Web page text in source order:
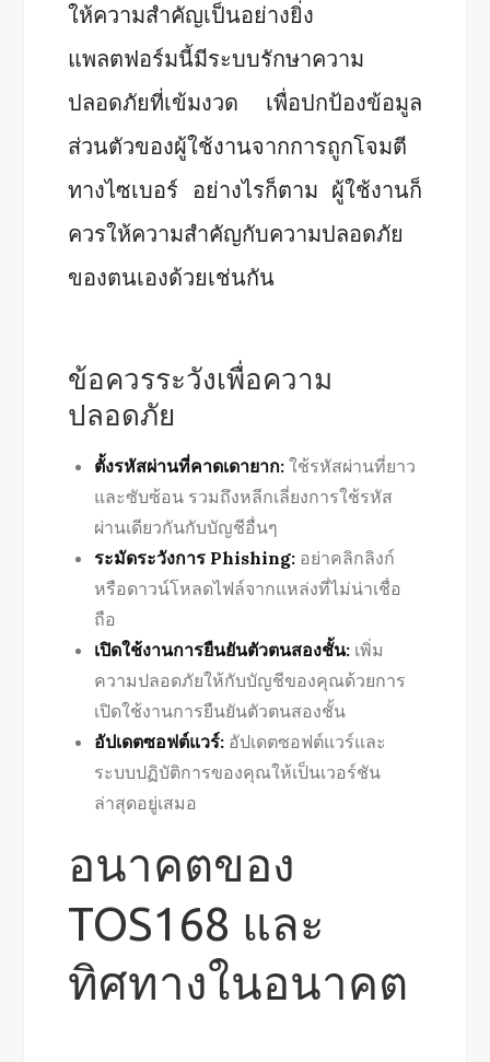
ให้ความสำคัญเป็นอย่างยิ่ง
แพลตฟอร์มนี้มีระบบรักษาความ
ปลอดภัยที่เข้มงวด เพื่อปกป้องข้อมูล
ส่วนตัวของผู้ใช้งานจากการถูกโจมตี
ทางไซเบอร์ อย่างไรก็ตาม ผู้ใช้งานก็
ควรให้ความสำคัญกับความปลอดภัย
ของตนเองด้วยเช่นกัน
ข้อควรระวังเพื่อความ
ปลอดภัย
ตั้งรหัสผ่านที่คาดเดายาก: ใช้รหัสผ่านที่ยาว
และซับซ้อน รวมถึงหลีกเลี่ยงการใช้รหัส
ผ่านเดียวกันกับบัญชีอื่นๆ
ระมัดระวังการ Phishing: อย่าคลิกลิงก์
หรือดาวน์โหลดไฟล์จากแหล่งที่ไม่น่าเชื่อ
ถือ
เปิดใช้งานการยืนยันตัวตนสองชั้น: เพิ่ม
ความปลอดภัยให้กับบัญชีของคุณด้วยการ
เปิดใช้งานการยืนยันตัวตนสองชั้น
อัปเดตซอฟต์แวร์: อัปเดตซอฟต์แวร์และ
ระบบปฏิบัติการของคุณให้เป็นเวอร์ชัน
ล่าสุดอยู่เสมอ
อนาคตของ
TOS168 และ
ทิศทางในอนาคต